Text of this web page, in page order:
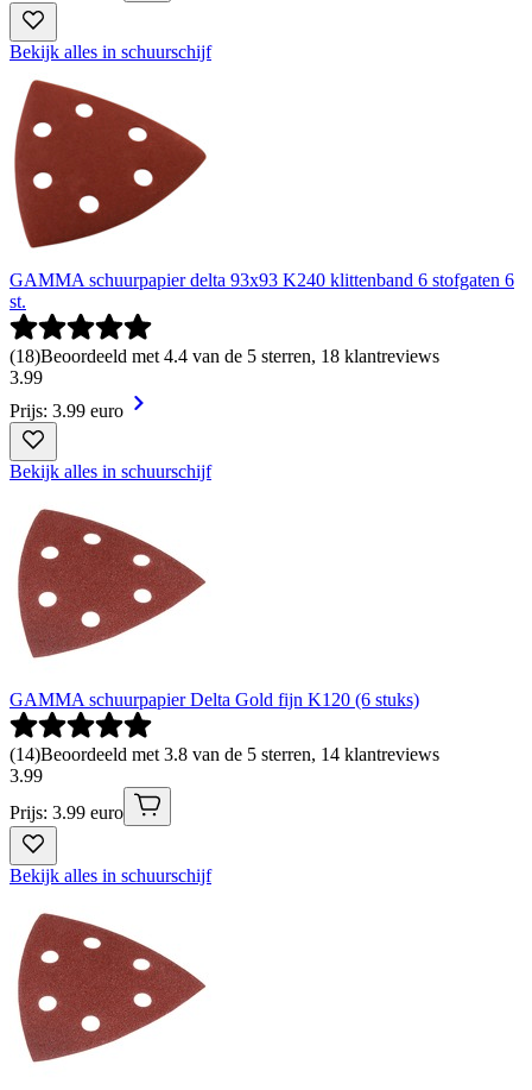
Bekijk alles in schuurschijf
GAMMA schuurpapier delta 93x93 K240 klittenband 6 stofgaten 6
st.
(18)Beoordeeld met 4.4 van de 5 sterren, 18 klantreviews
3.99
Prijs: 3.99 euro
Bekijk alles in schuurschijf
GAMMA schuurpapier Delta Gold fijn K120 (6 stuks)
(14)Beoordeeld met 3.8 van de 5 sterren, 14 klantreviews
3.99
Prijs: 3.99 euro
Bekijk alles in schuurschijf